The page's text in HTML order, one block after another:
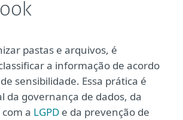
pastas e arquivos, é
a informação de acordo
sensibilidade. Essa prática é
da governança de dados, da
a LGPD e da prevenção de